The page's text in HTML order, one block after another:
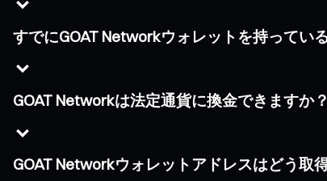
すでにGOAT Networkウォレットを持ってい
GOAT Networkは法定通貨に換金できますか？
GOAT Networkウォレットアドレスはどう取